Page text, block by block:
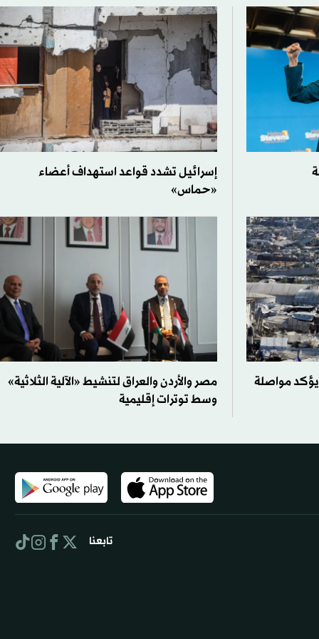
إسرائيل تشدد قواعد استهداف أعضاء
«حماس»
يؤكد مواصلة
مصر والأردن والعراق لتنشيط «الآلية الثلاثية»
وسط توترات إقليمية
تابعنا